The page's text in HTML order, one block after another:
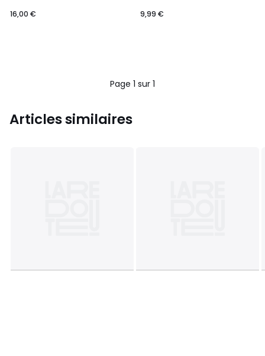
€.
16,00 €
9,99 €
Page 1 sur 1
Articles similaires